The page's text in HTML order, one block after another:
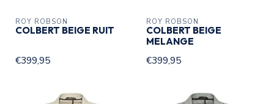
ROY ROBSON
COLBERT BEIGE RUIT
€399,95
ROY ROBSON
COLBERT BEIGE
MELANGE
€399,95